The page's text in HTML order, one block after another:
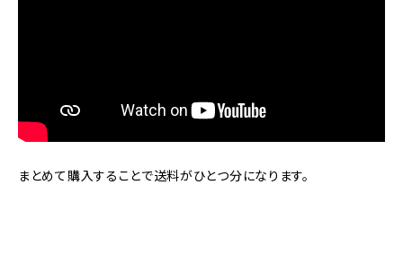
まとめて購入することで送料がひとつ分になります。